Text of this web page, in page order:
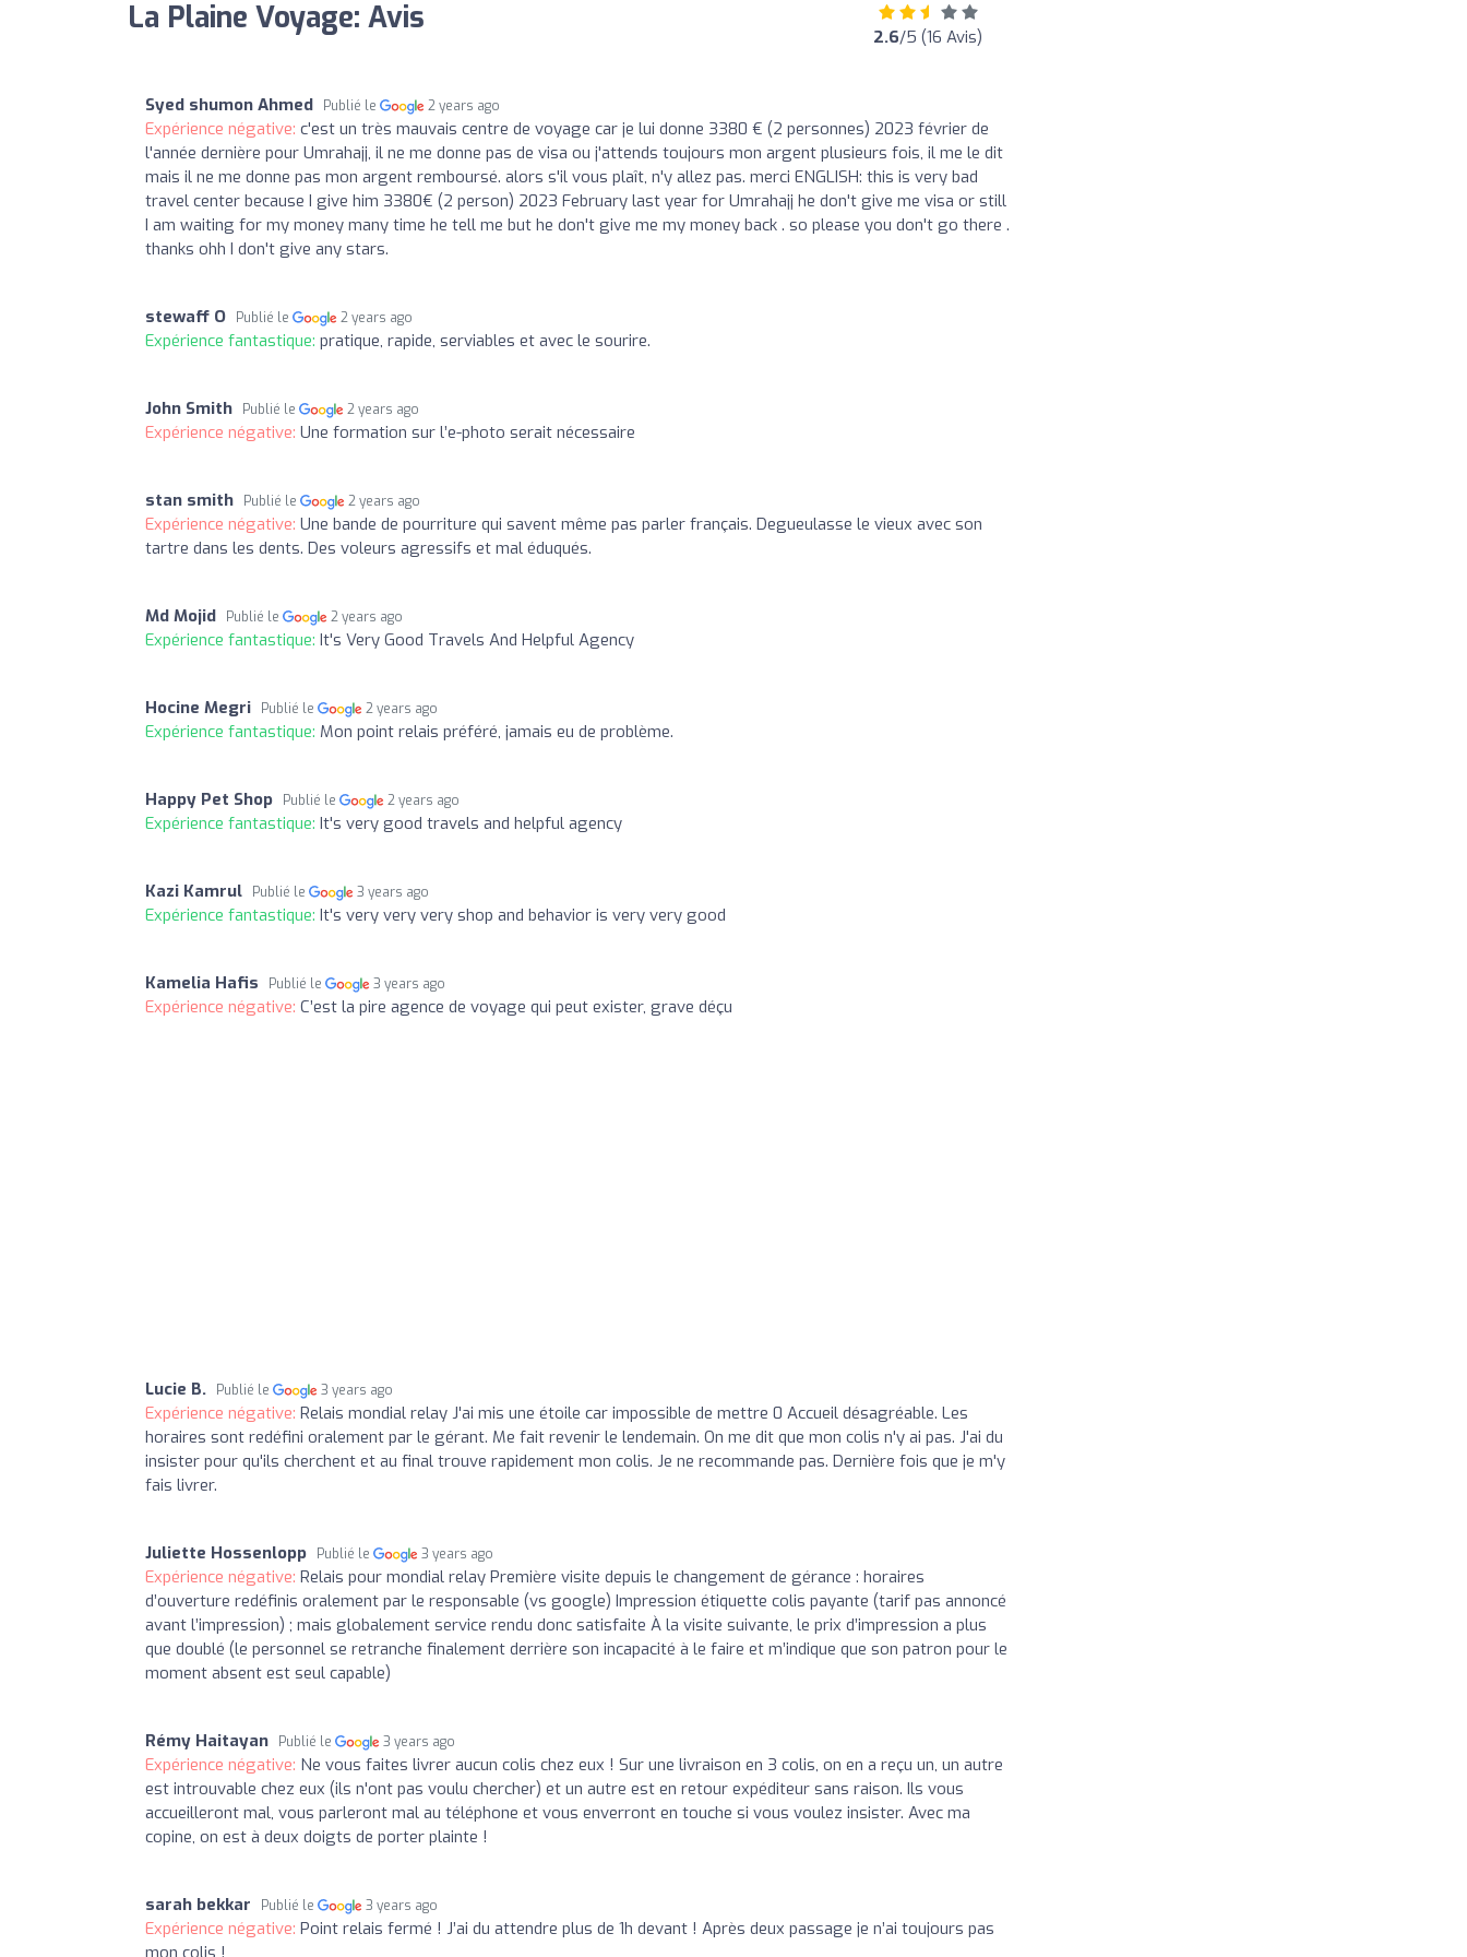
La Plaine Voyage: Avis 2.6/5 (16 Avis)
Syed shumon Ahmed Publié le 2 years ago
Expérience négative: c'est un très mauvais centre de voyage car je lui donne 3380 € (2 personnes) 2023 février de
l'année dernière pour Umrahajj, il ne me donne pas de visa ou j'attends toujours mon argent plusieurs fois, il me le dit
mais il ne me donne pas mon argent remboursé. alors s'il vous plaît, n'y allez pas. merci ENGLISH: this is very bad
travel center because I give him 3380€ (2 person) 2023 February last year for Umrahajj he don't give me visa or still
I am waiting for my money many time he tell me but he don't give me my money back . so please you don't go there .
thanks ohh I don't give any stars.
stewaff O Publié le 2 years ago
Expérience fantastique: pratique, rapide, serviables et avec le sourire.
John Smith Publié le 2 years ago
Expérience négative: Une formation sur l’e-photo serait nécessaire
stan smith Publié le 2 years ago
Expérience négative: Une bande de pourriture qui savent même pas parler français. Degueulasse le vieux avec son
tartre dans les dents. Des voleurs agressifs et mal éduqués.
Md Mojid Publié le 2 years ago
Expérience fantastique: It's Very Good Travels And Helpful Agency
Hocine Megri Publié le 2 years ago
Expérience fantastique: Mon point relais préféré, jamais eu de problème.
Happy Pet Shop Publié le 2 years ago
Expérience fantastique: It's very good travels and helpful agency
Kazi Kamrul Publié le 3 years ago
Expérience fantastique: It's very very very shop and behavior is very very good
Kamelia Hafis Publié le 3 years ago
Expérience négative: C’est la pire agence de voyage qui peut exister, grave déçu
Lucie B. Publié le 3 years ago
Expérience négative: Relais mondial relay J'ai mis une étoile car impossible de mettre 0 Accueil désagréable. Les
horaires sont redéfini oralement par le gérant. Me fait revenir le lendemain. On me dit que mon colis n'y ai pas. J'ai du
insister pour qu'ils cherchent et au final trouve rapidement mon colis. Je ne recommande pas. Dernière fois que je m'y
fais livrer.
Juliette Hossenlopp Publié le 3 years ago
Expérience négative: Relais pour mondial relay Première visite depuis le changement de gérance : horaires
d’ouverture redéfinis oralement par le responsable (vs google) Impression étiquette colis payante (tarif pas annoncé
avant l’impression) ; mais globalement service rendu donc satisfaite À la visite suivante, le prix d’impression a plus
que doublé (le personnel se retranche finalement derrière son incapacité à le faire et m’indique que son patron pour le
moment absent est seul capable)
Rémy Haitayan Publié le 3 years ago
Expérience négative: Ne vous faites livrer aucun colis chez eux ! Sur une livraison en 3 colis, on en a reçu un, un autre
est introuvable chez eux (ils n'ont pas voulu chercher) et un autre est en retour expéditeur sans raison. Ils vous
accueilleront mal, vous parleront mal au téléphone et vous enverront en touche si vous voulez insister. Avec ma
copine, on est à deux doigts de porter plainte !
sarah bekkar Publié le 3 years ago
Expérience négative: Point relais fermé ! J’ai du attendre plus de 1h devant ! Après deux passage je n’ai toujours pas
mon colis !